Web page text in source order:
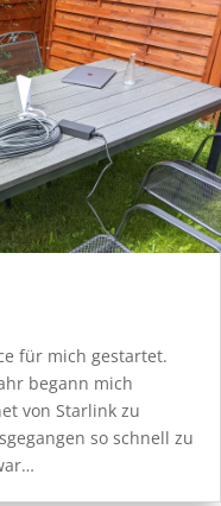
für mich gestartet.
begann mich
von Starlink zu
so schnell zu